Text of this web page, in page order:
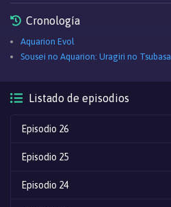
Cronología
Aquarion Evol
Sousei no Aquarion: Uragiri no Tsubasa
Listado de episodios
Episodio 26
Episodio 25
Episodio 24